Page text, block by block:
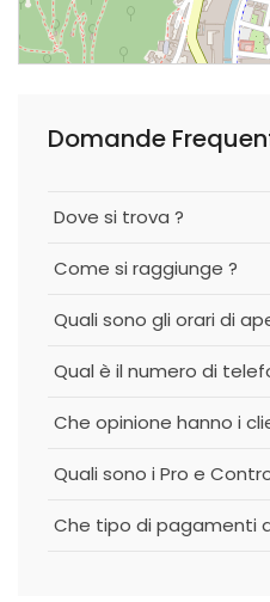
Dove si trova ?
Come si raggiunge ?
Quali sono gli orari di
Qual è il numero di
Che opinione hanno i
Quali sono i Pro e
Che tipo di pagamenti